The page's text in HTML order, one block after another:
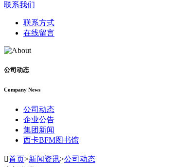
联系我们
联系方式
在线留言
公司动态
Company News
公司动态
企业公告
集团新闻
西卡BFM图书馆
首页>新闻资讯>公司动态